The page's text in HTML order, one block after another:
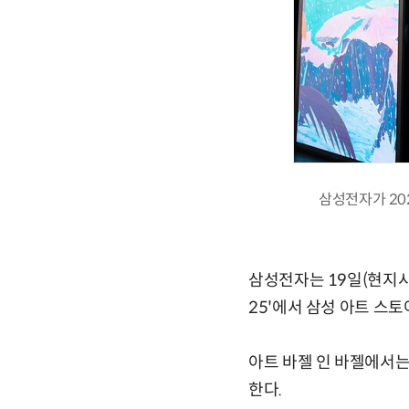
삼성전자가
삼성전자는 19일(현지
25'에서 삼성 아트 스토
아트 바젤 인 바젤에서
한다.